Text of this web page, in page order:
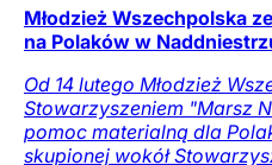
Młodzież Wszechpolska
na Polaków w
Od 14 lutego Młodzież
Stowarzyszeniem "Marsz
pomoc materialną dla
skupionej wokół